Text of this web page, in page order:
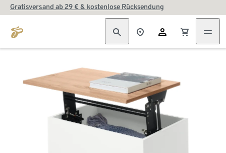
Gratisversand ab 29 € & kostenlose Rücksendung